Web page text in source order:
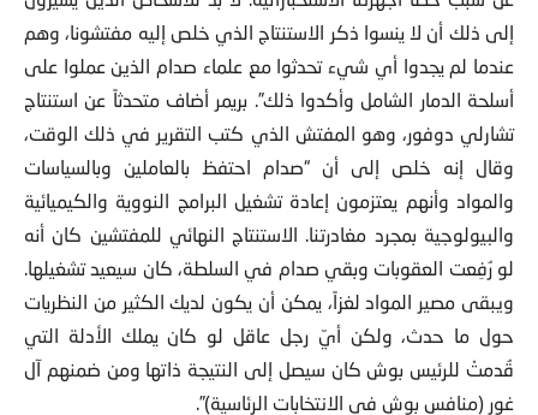
عن سبب خطأ أجهزتنا الاستخباراتية. لا بد للأشخاص الذين يشيرون
إلى ذلك أن لا ينسوا ذكر الاستنتاج الذي خلص إليه مفتشونا، وهم
عندما لم يجدوا أي شيء تحدثوا مع علماء صدام الذين عملوا على
أسلحة الدمار الشامل وأكدوا ذلك”. بريمر أضاف متحدثاً عن استنتاج
تشارلي دوفور، وهو المفتش الذي كتب التقرير في ذلك الوقت،
وقال إنه خلص إلى أن “صدام احتفظ بالعاملين وبالسياسات
والمواد وأنهم يعتزمون إعادة تشغيل البرامج النووية والكيميائية
والبيولوجية بمجرد مغادرتنا. الاستنتاج النهائي للمفتشين كان أنه
لو رُفِعت العقوبات وبقي صدام في السلطة، كان سيعيد تشغيلها.
ويبقى مصير المواد لغزاً، يمكن أن يكون لديك الكثير من النظريات
حول ما حدث، ولكن أيّ رجل عاقل لو كان يملك الأدلة التي
قُدمتْ للرئيس بوش كان سيصل إلى النتيجة ذاتها ومن ضمنهم آل